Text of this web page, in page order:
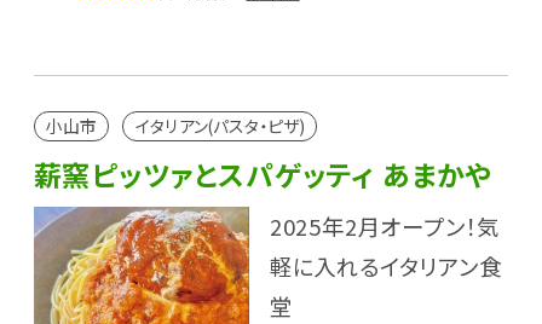
小山市 イタリアン(パスタ・ピザ)
薪窯ピッツァとスパゲッティ あまかや
2025年2月オープン！気
軽に入れるイタリアン食
堂